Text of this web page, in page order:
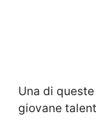
Una di
giovane